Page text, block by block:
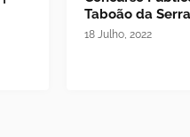
Taboão da
18 Julho, 2022